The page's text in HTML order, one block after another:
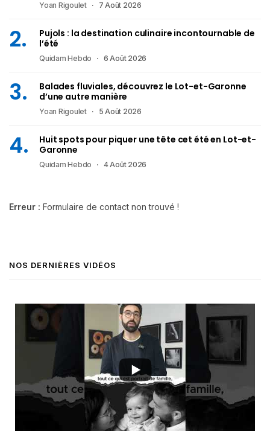
Yoan Rigoulet 7 Août 2026
Pujols : la destination culinaire incontournable de
l’été
Quidam Hebdo 6 Août 2026
Balades fluviales, découvrez le Lot-et-Garonne
d’une autre manière
Yoan Rigoulet 5 Août 2026
Huit spots pour piquer une tête cet été en Lot-et-
Garonne
Quidam Hebdo 4 Août 2026
Erreur : Formulaire de contact non trouvé !
NOS DERNIÈRES VIDÉOS